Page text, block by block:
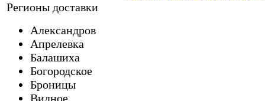
Регионы доставки
Александров
Апрелевка
Балашиха
Богородское
Броницы
Видное